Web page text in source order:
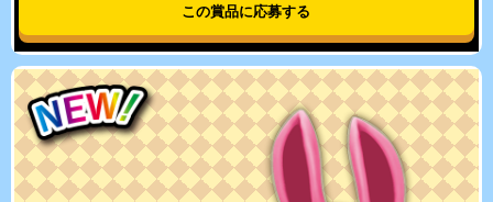
この賞品に応募する